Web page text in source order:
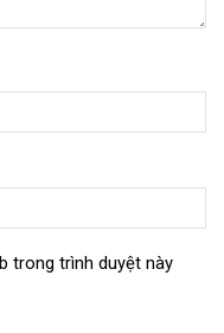
trong trình duyệt này